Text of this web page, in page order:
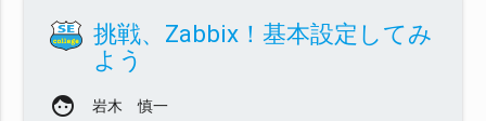
挑戦、Zabbix！基本設定してみ
よう
face 岩木 慎一